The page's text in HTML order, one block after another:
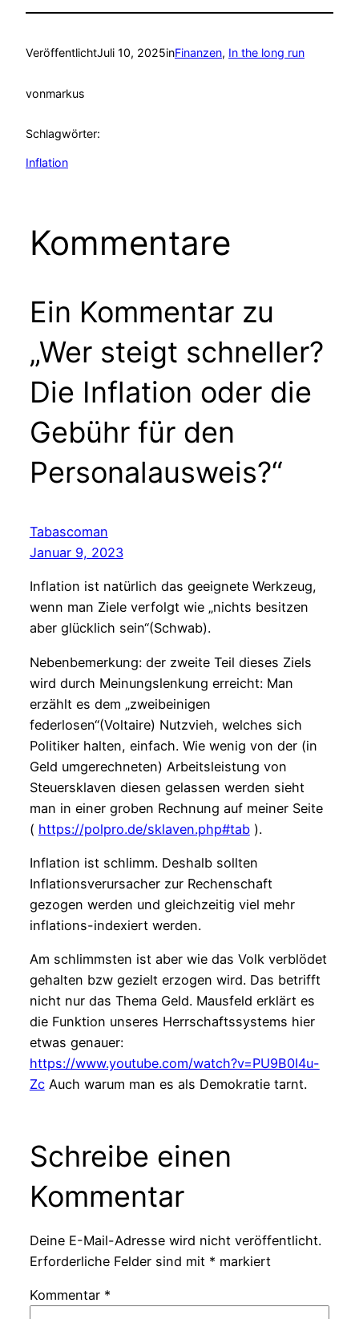
VeröffentlichtJuli 10, 2025inFinanzen, In the long run
vonmarkus
Schlagwörter:
Inflation
Kommentare
Ein Kommentar zu
„Wer steigt schneller?
Die Inflation oder die
Gebühr für den
Personalausweis?“
Tabascoman
Januar 9, 2023
Inflation ist natürlich das geeignete Werkzeug,
wenn man Ziele verfolgt wie „nichts besitzen
aber glücklich sein“(Schwab).
Nebenbemerkung: der zweite Teil dieses Ziels
wird durch Meinungslenkung erreicht: Man
erzählt es dem „zweibeinigen
federlosen“(Voltaire) Nutzvieh, welches sich
Politiker halten, einfach. Wie wenig von der (in
Geld umgerechneten) Arbeitsleistung von
Steuersklaven diesen gelassen werden sieht
man in einer groben Rechnung auf meiner Seite
( https://polpro.de/sklaven.php#tab).
Inflation ist schlimm. Deshalb sollten
Inflationsverursacher zur Rechenschaft
gezogen werden und gleichzeitig viel mehr
inflations-indexiert werden.
Am schlimmsten ist aber wie das Volk verblödet
gehalten bzw gezielt erzogen wird. Das betrifft
nicht nur das Thema Geld. Mausfeld erklärt es
die Funktion unseres Herrschaftssystems hier
etwas genauer:
https://www.youtube.com/watch?v=PU9B0I4u-
ZcAuch warum man es als Demokratie tarnt.
Schreibe einen
Kommentar
Deine E-Mail-Adresse wird nicht veröffentlicht.
Erforderliche Felder sind mit * markiert
Kommentar *